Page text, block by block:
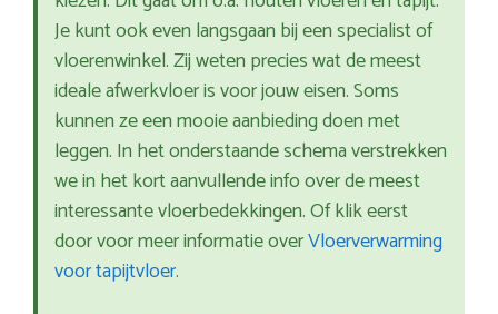
Je kunt ook even langsgaan bij een specialist of
vloerenwinkel. Zij weten precies wat de meest
ideale afwerkvloer is voor jouw eisen. Soms
kunnen ze een mooie aanbieding doen met
leggen. In het onderstaande schema verstrekken
we in het kort aanvullende info over de meest
interessante vloerbedekkingen. Of klik eerst
door voor meer informatie overVloerverwarming
voor tapijtvloer.